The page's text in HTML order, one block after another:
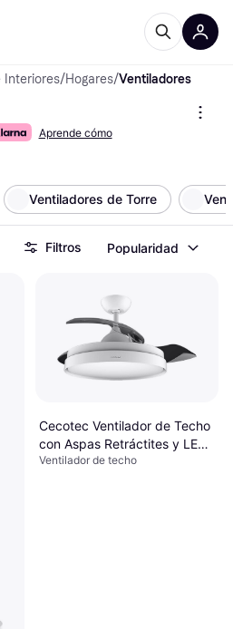
Interiores/Hogares/Ventiladores
Aprende cómo
Ventiladores de Torre
Filtros Popularidad
Cecotec Ventilador de Techo
con Aspas Retráctites y LED
40 W
Ventilador de techo